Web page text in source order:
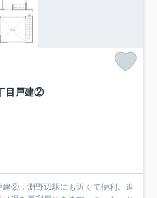
目戸建②
②：淵野辺駅にも近くて便利。追